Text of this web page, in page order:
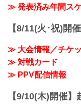
≫ 発表済み年間ス
【8/11(火･祝)開
≫ 大会情報／チケ
≫ 対戦カード
≫ PPV配信情報
【9/10(木)開催